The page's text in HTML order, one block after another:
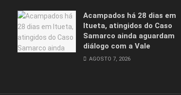
Acampados há 28 dias em
Itueta, atingidos do Caso
Samarco ainda aguardam
diálogo com a Vale
AGOSTO 7, 2026